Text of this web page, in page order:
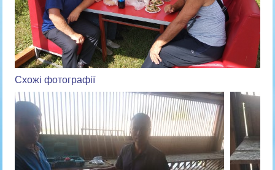
Схожі фотографії